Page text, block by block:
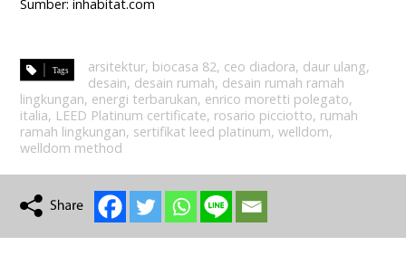
Sumber: inhabitat.com
arsitektur, biocasa 82, ceo diadora, daur ulang,
desain, desain rumah, desain rumah ramah
lingkungan, energi terbarukan, enrico moretti polegato,
italia, LEED Platinum certificate, rosario picciotto, rumah
ramah lingkungan, sertifikat leed platinum,welldom,
welldom method